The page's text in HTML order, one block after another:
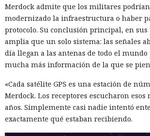
Merdock admite que los militares
modernizado la infraestructura o haber
protocolo. Su conclusión principal, en sus
amplia que un solo sistema: las señales
día llegan a las antenas de todo el
mucha más información de la que se
«Cada satélite GPS es una estación de
Merdock. Los receptores escucharon
años. Simplemente casi nadie intentó
exactamente qué estaban recibiendo.